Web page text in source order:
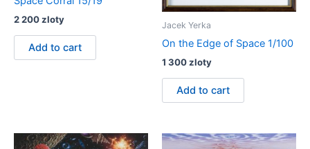
2 200zloty
Add to cart
Jacek Yerka
On the Edge of Space 1/100
1 300zloty
Add to cart